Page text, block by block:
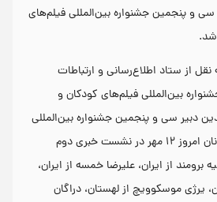
و پنجمین جشنواره بین‌المللی فیلم‌های
شد.
از ستاد اطلاع‌رسانی و ارتباطات
بین‌المللی فیلم‌های کودکان و
دبیر سی و پنجمین جشنواره بین‌المللی
فیلم‌های کودکان و نوجوانان امروز ۱۲ مهر در نشست خبری دوم
برومند از ایران، علیرضا خمسه از ایران،
یرژی موسکوویچ از لهستان، دراگان